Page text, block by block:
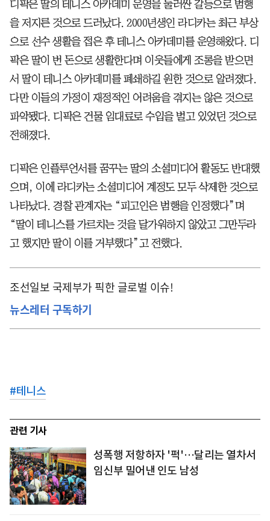
디팍은 딸의 테니스 아카데미 운영을 둘러싼 갈등으로 범행
을 저지른 것으로 드러났다. 2000년생인 라디카는 최근 부상
으로 선수 생활을 접은 후 테니스 아카데미를 운영해왔다. 디
팍은 딸이 번 돈으로 생활한다며 이웃들에게 조롱을 받으면
서 딸이 테니스 아카데미를 폐쇄하길 원한 것으로 알려졌다.
다만 이들의 가정이 재정적인 어려움을 겪지는 않은 것으로
파악됐다. 디팍은 건물 임대료로 수입을 벌고 있었던 것으로
전해졌다.
디팍은 인플루언서를 꿈꾸는 딸의 소셜미디어 활동도 반대했
으며, 이에 라디카는 소셜미디어 계정도 모두 삭제한 것으로
나타났다. 경찰 관계자는 “피고인은 범행을 인정했다”며
“딸이 테니스를 가르치는 것을 달가워하지 않았고 그만두라
고 했지만 딸이 이를 거부했다”고 전했다.
조선일보 국제부가 픽한 글로벌 이슈!
뉴스레터 구독하기
#테니스
관련 기사
성폭행 저항하자 '퍽'…달리는 열차서
임신부 밀어낸 인도 남성